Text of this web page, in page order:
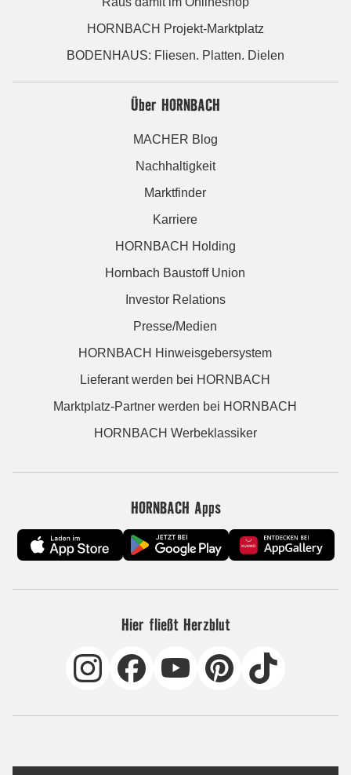
HORNBACH Projekt-Marktplatz
BODENHAUS: Fliesen. Platten. Dielen
Über HORNBACH
MACHER Blog
Nachhaltigkeit
Marktfinder
Karriere
HORNBACH Holding
Hornbach Baustoff Union
Investor Relations
Presse/Medien
HORNBACH Hinweisgebersystem
Lieferant werden bei HORNBACH
Marktplatz-Partner werden bei HORNBACH
HORNBACH Werbeklassiker
HORNBACH Apps
Hier fließt Herzblut